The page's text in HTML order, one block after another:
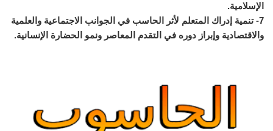
الإسلامية.
7- تنمية إدراك المتعلم لأثر الحاسب في الجوانب الاجتماعية والعلمية
والاقتصادية وإبراز دوره في التقدم المعاصر ونمو الحضارة الإنسانية.